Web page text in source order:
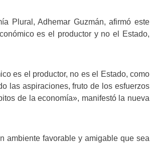
Plural, Adhemar Guzmán, afirmó este
es el productor y no el Estado,
es el productor, no es el Estado, como
las aspiraciones, fruto de los esfuerzos
de la economía», manifestó la nueva
ambiente favorable y amigable que sea